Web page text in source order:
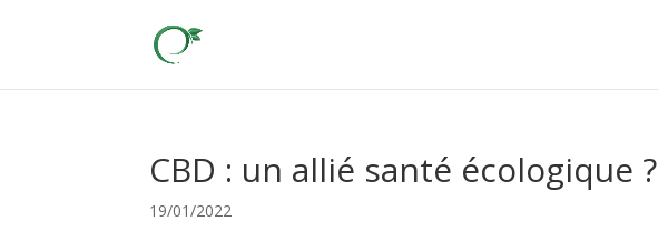
CBD : un allié santé écologique ?
19/01/2022